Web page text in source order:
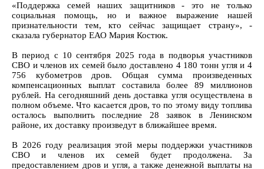
«Поддержка семей наших защитников - это не только
социальная помощь, но и важное выражение нашей
признательности тем, кто сейчас защищает страну», -
сказала губернатор ЕАО Мария Костюк.
В период с 10 сентября 2025 года в подворья участников
СВО и членов их семей было доставлено 4 180 тонн угля и 4
756 кубометров дров. Общая сумма произведенных
компенсационных выплат составила более 89 миллионов
рублей. На сегодняшний день доставка угля осуществлена в
полном объеме. Что касается дров, то по этому виду топлива
осталось выполнить последние 28 заявок в Ленинском
районе, их доставку произведут в ближайшее время.
В 2026 году реализация этой меры поддержки участников
СВО и членов их семей будет продолжена. За
предоставлением дров и угля, а также денежной выплаты на